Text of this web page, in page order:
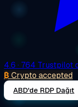
4.6 · 764 Trustpilot
₿ Crypto accepted
ABD'de RDP Dağıt